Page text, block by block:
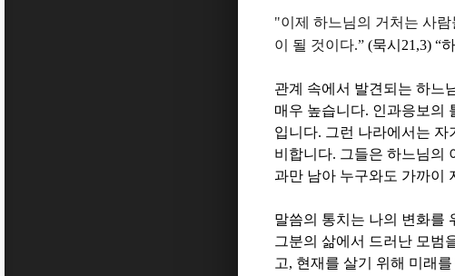
"이제 하느님의 거처는 사
이 될 것이다.” (묵시 21,3) “
관계 속에서 발견되는 하느
매우 높습니다. 인과응보의
입니다. 그런 나라에서는 자
비합니다. 그들은 하느님의
과만 남아 누구와도 가까이
말씀의 통치는 나의 변화를
그분의 삶에서 드러난 모범
고, 현재를 살기 위해 미래